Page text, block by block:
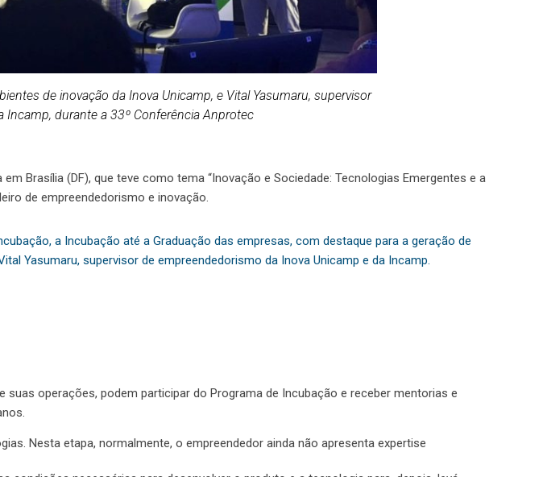
de inovação da Inova Unicamp, e Vital Yasumaru, supervisor
durante a 33º Conferência Anprotec
em Brasília (DF), que teve como tema “Inovação e Sociedade: Tecnologias Emergentes e a
de empreendedorismo e inovação.
a Incubação até a Graduação das empresas, com destaque para a geração de
Yasumaru, supervisor de empreendedorismo da Inova Unicamp e da Incamp.
operações, podem participar do Programa de Incubação e receber mentorias e
Nesta etapa, normalmente, o empreendedor ainda não apresenta expertise